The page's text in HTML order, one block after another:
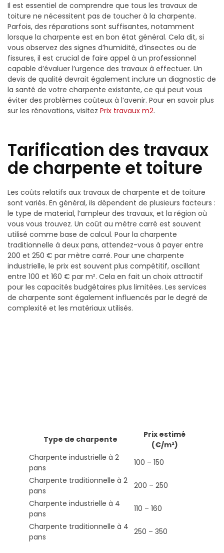
Il est essentiel de comprendre que tous les travaux de
toiture ne nécessitent pas de toucher à la charpente.
Parfois, des réparations sont suffisantes, notamment
lorsque la charpente est en bon état général. Cela dit, si
vous observez des signes d’humidité, d’insectes ou de
fissures, il est crucial de faire appel à un professionnel
capable d’évaluer l’urgence des travaux à effectuer. Un
devis de qualité devrait également inclure un diagnostic de
la santé de votre charpente existante, ce qui peut vous
éviter des problèmes coûteux à l’avenir. Pour en savoir plus
sur les rénovations, visitez Prix travaux m2.
Tarification des travaux
de charpente et toiture
Les coûts relatifs aux travaux de charpente et de toiture
sont variés. En général, ils dépendent de plusieurs facteurs :
le type de material, l’ampleur des travaux, et la région où
vous vous trouvez. Un coût au mètre carré est souvent
utilisé comme base de calcul. Pour la charpente
traditionnelle à deux pans, attendez-vous à payer entre
200 et 250 € par mètre carré. Pour une charpente
industrielle, le prix est souvent plus compétitif, oscillant
entre 100 et 160 € par m². Cela en fait un choix attractif
pour les capacités budgétaires plus limitées. Les services
de charpente sont également influencés par le degré de
complexité et les matériaux utilisés.
Type de charpente
Prix estimé
(€/m²)
Charpente industrielle à 2
pans
100 – 150
Charpente traditionnelle à 2
pans
200 – 250
Charpente industrielle à 4
pans
110 – 160
Charpente traditionnelle à 4
pans
250 – 350